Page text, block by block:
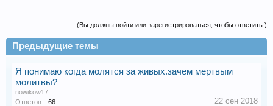
(Вы должны войти или зарегистрироваться, чтобы ответить.)
Предыдущие темы
Я понимаю когда молятся за живых.зачем мертвым
молитвы?
nowikow17
Ответов:
66 22 сен 2018